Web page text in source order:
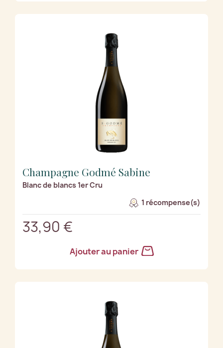
Champagne Godmé Sabine
Blanc de blancs 1er Cru
1 récompense(s)
33,90 €
Ajouter au panier